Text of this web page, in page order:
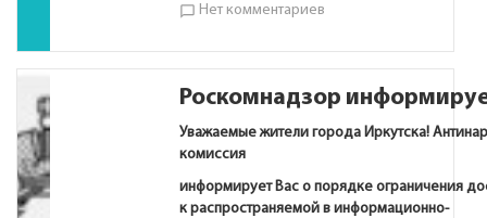
chat_bubble_outline Нет комментариев
Роскомнадзор
Уважаемые жители города Иркутска! А
комиссия
информирует Вас о порядке ограничения
к распространяемой в информационно-